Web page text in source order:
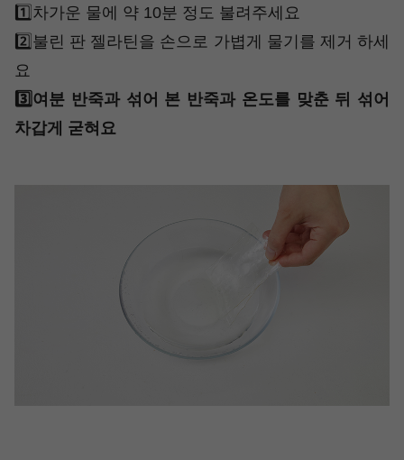
1️⃣차가운 물에 약 10분 정도 불려주세요
2️⃣불린 판 젤라틴을 손으로 가볍게 물기를 제거 하세
요
3️⃣여분 반죽과 섞어 본 반죽과 온도를 맞춘 뒤 섞어
차갑게 굳혀요